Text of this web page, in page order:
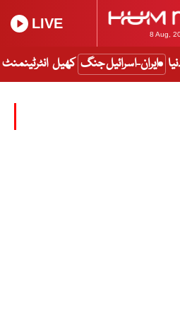
8 Aug,
LIVE
ایران-اسرائیل جنگ کھیل انٹرٹینمنٹ